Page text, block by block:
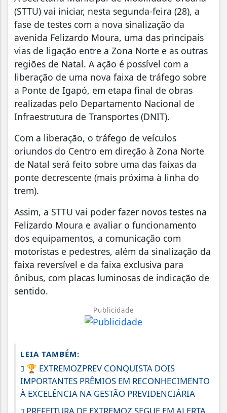
(STTU) vai iniciar, nesta segunda-feira (28), a
fase de testes com a nova sinalização da
avenida Felizardo Moura, uma das principais
vias de ligação entre a Zona Norte e as outras
regiões de Natal. A ação é possível com a
liberação de uma nova faixa de tráfego sobre
a Ponte de Igapó, em etapa final de obras
realizadas pelo Departamento Nacional de
Infraestrutura de Transportes (DNIT).
Com a liberação, o tráfego de veículos
oriundos do Centro em direção à Zona Norte
de Natal será feito sobre uma das faixas da
ponte decrescente (mais próxima à linha do
trem).
Assim, a STTU vai poder fazer novos testes na
Felizardo Moura e avaliar o funcionamento
dos equipamentos, a comunicação com
motoristas e pedestres, além da sinalização da
faixa reversível e da faixa exclusiva para
ônibus, com placas luminosas de indicação de
sentido.
Publicidade
LEIA TAMBÉM:
🏆 EXTREMOZPREV CONQUISTA DOIS
IMPORTANTES PRÊMIOS EM RECONHECIMENTO
À EXCELÊNCIA NA GESTÃO PREVIDENCIÁRIA